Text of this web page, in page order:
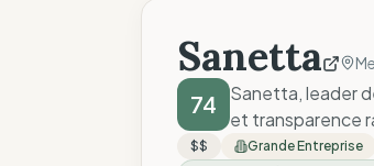
Sanetta
74
Sanetta, leader
et transparence
$$ Grande Entreprise